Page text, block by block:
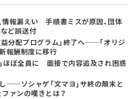
報漏えい 手順書ミスが原因、団体
ど誤送付
益分配プログラム」終了へ──「オリジ
報酬制度に移行
ほぼ全員に 面接で内容追及され困惑
──ソシャゲ「文マヨ」サ終の顛末と
ァンの嘆きとは？